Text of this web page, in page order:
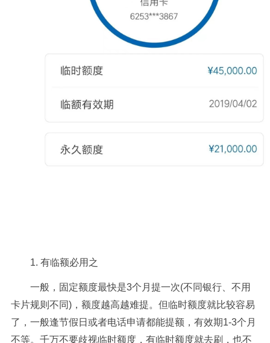
1. 有临额必用之
一般，固定额度最快是3个月提一次(不同银行、不用
卡片规则不同)，额度越高越难提。但临时额度就比较容易
了，一般逢节假日或者电话申请都能提额，有效期1-3个月
不等。千万不要歧视临时额度，有临时额度就去刷，也不